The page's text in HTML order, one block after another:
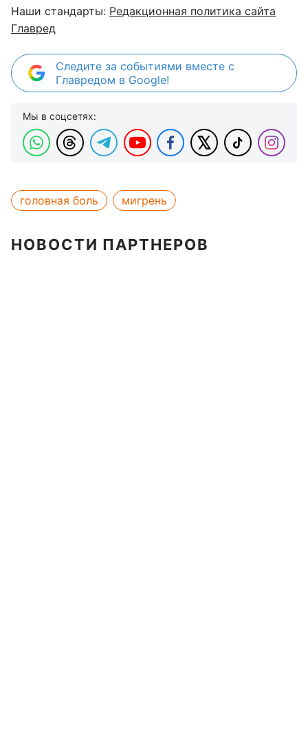
Наши стандарты: Редакционная политика сайта
Главред
Следите за событиями вместе с
Главредом в Google!
Мы в соцсетях:
головная боль мигрень
НОВОСТИ ПАРТНЕРОВ